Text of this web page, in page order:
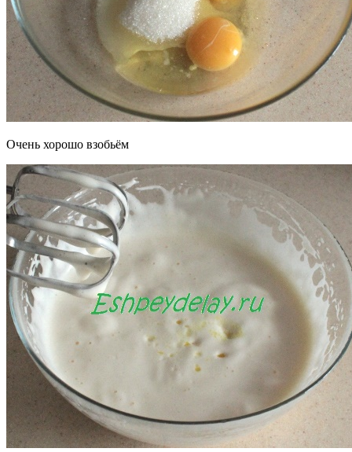
Очень хорошо взобьём